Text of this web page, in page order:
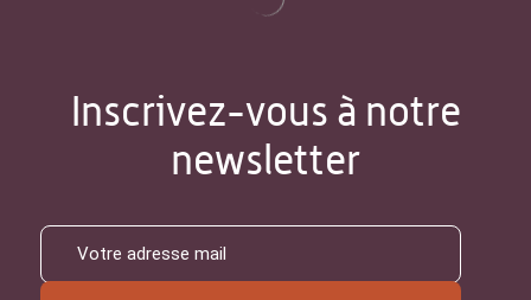
Inscrivez-vous à notre
newsletter